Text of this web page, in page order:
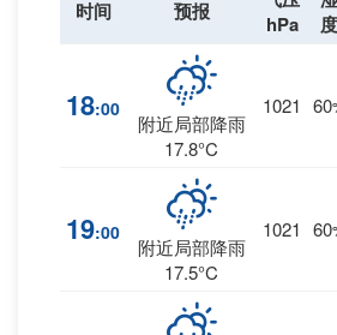
时间 预报
hPa
度
18:00
附近局部降雨
17.8°C
1021 60
19:00
附近局部降雨
17.5°C
1021 60